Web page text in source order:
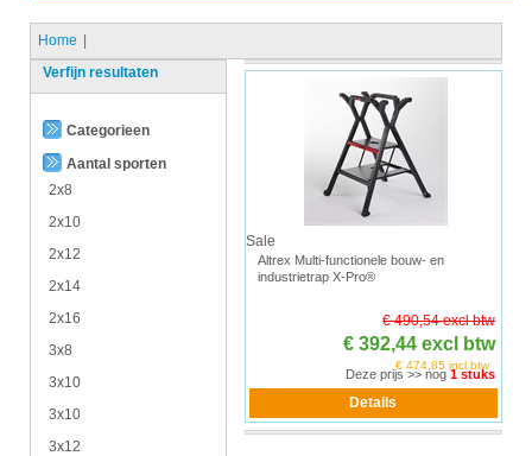
Home
Verfijn resultaten
Categorieen
Aantal sporten
2x8
2x10
2x12
2x14
2x16
3x8
3x10
3x10
3x12
Sale
Altrex Multi-functionele bouw- en
industrietrap X-Pro®
€ 490,54 excl btw
€ 392,44 excl btw
€ 474,85 incl btw
Deze prijs >> nog1 stuks